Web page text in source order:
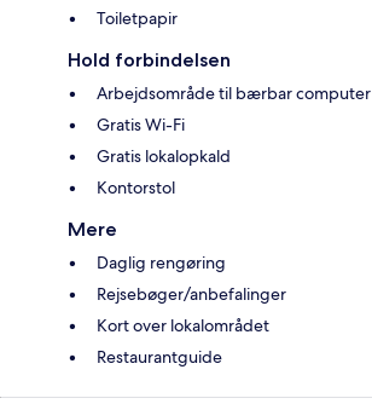
Toiletpapir
Hold forbindelsen
Arbejdsområde til bærbar computer
Gratis Wi-Fi
Gratis lokalopkald
Kontorstol
Mere
Daglig rengøring
Rejsebøger/anbefalinger
Kort over lokalområdet
Restaurantguide